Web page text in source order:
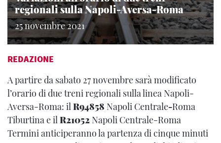
regionali sulla Napoli-Aversa-Roma
25 novembre 2021
REDAZIONE
A partire da sabato 27 novembre sarà modificato
l’orario di due treni regionali sulla linea Napoli-
Aversa-Roma: ilR94858 Napoli Centrale-Roma
Tiburtina e ilR21052 Napoli Centrale-Roma
Termini anticiperanno la partenza di cinque minuti